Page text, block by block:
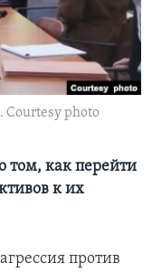
Courtesy photo
том, как перейти
к их
против